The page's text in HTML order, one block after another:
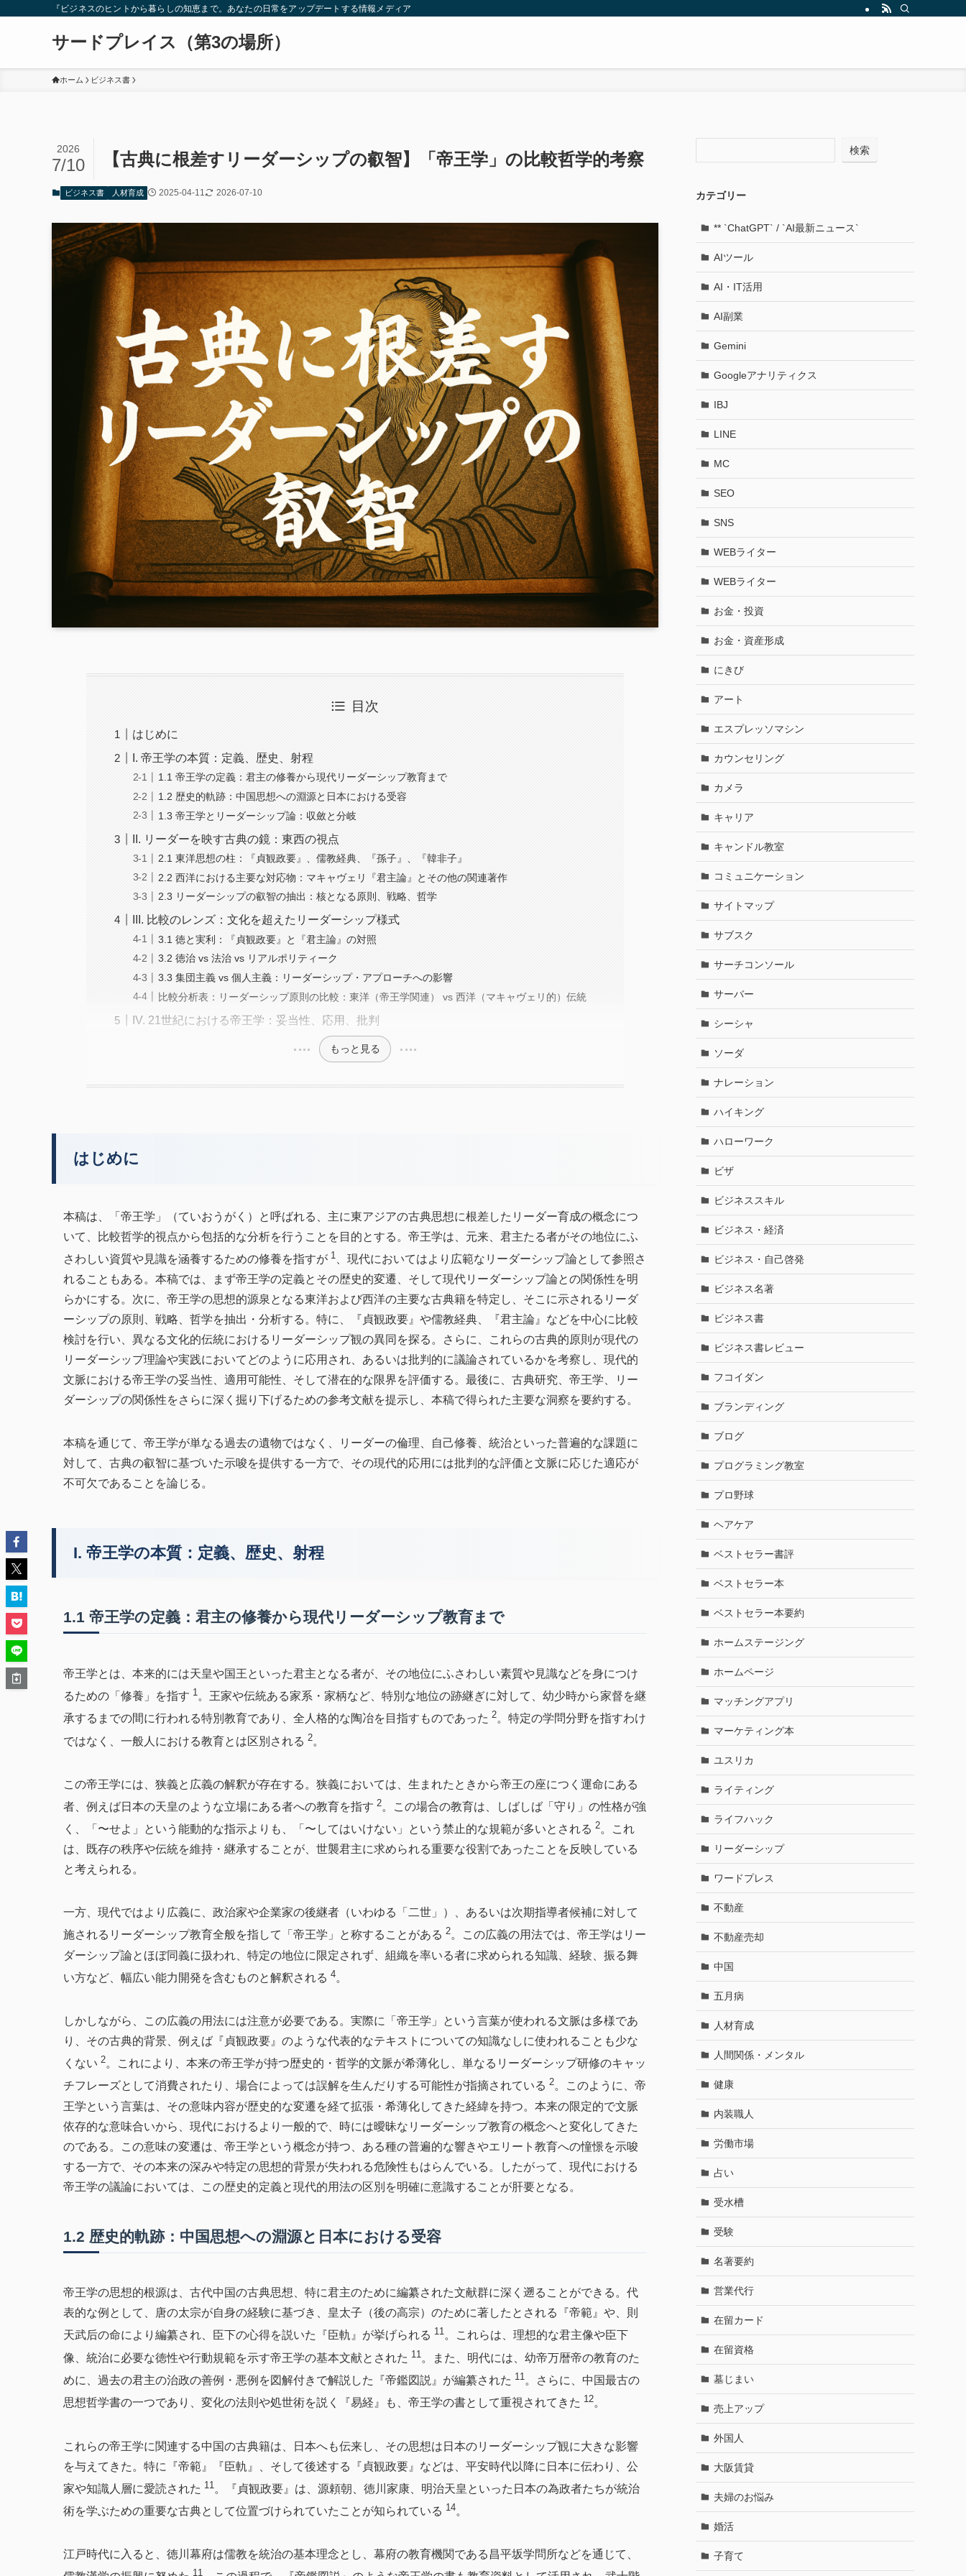
『ビジネスのヒントから暮らしの知恵まで。あなたの日常をアップデートする情報メディア
サードプレイス（第3の場所）
ホーム ビジネス書
【古典に根差すリーダーシップの叡智】「帝王学」の比較哲学的考察
2026
7/10
ビジネス書 人材育成 2025-04-11 2026-07-10
目次
はじめに
I. 帝王学の本質：定義、歴史、射程
1.1 帝王学の定義：君主の修養から現代リーダーシップ教育まで
1.2 歴史的軌跡：中国思想への淵源と日本における受容
1.3 帝王学とリーダーシップ論：収斂と分岐
II. リーダーを映す古典の鏡：東西の視点
2.1 東洋思想の柱：『貞観政要』、儒教経典、『孫子』、『韓非子』
2.2 西洋における主要な対応物：マキャヴェリ『君主論』とその他の関連著作
2.3 リーダーシップの叡智の抽出：核となる原則、戦略、哲学
III. 比較のレンズ：文化を超えたリーダーシップ様式
3.1 徳と実利：『貞観政要』と『君主論』の対照
3.2 徳治 vs 法治 vs リアルポリティーク
3.3 集団主義 vs 個人主義：リーダーシップ・アプローチへの影響
比較分析表：リーダーシップ原則の比較：東洋（帝王学関連） vs 西洋（マキャヴェリ的）伝統
IV. 21世紀における帝王学：妥当性、応用、批判
もっと見る
はじめに
本稿は、「帝王学」（ていおうがく）と呼ばれる、主に東アジアの古典思想に根差したリーダー育成の概念につ
いて、比較哲学的視点から包括的な分析を行うことを目的とする。帝王学は、元来、君主たる者がその地位にふ
さわしい資質や見識を涵養するための修養を指すが 1
、現代においてはより広範なリーダーシップ論として参照さ
れることもある。本稿では、まず帝王学の定義とその歴史的変遷、そして現代リーダーシップ論との関係性を明
らかにする。次に、帝王学の思想的源泉となる東洋および西洋の主要な古典籍を特定し、そこに示されるリーダ
ーシップの原則、戦略、哲学を抽出・分析する。特に、『貞観政要』や儒教経典、『君主論』などを中心に比較
検討を行い、異なる文化的伝統におけるリーダーシップ観の異同を探る。さらに、これらの古典的原則が現代の
リーダーシップ理論や実践においてどのように応用され、あるいは批判的に議論されているかを考察し、現代的
文脈における帝王学の妥当性、適用可能性、そして潜在的な限界を評価する。最後に、古典研究、帝王学、リー
ダーシップの関係性をさらに深く掘り下げるための参考文献を提示し、本稿で得られた主要な洞察を要約する。
本稿を通じて、帝王学が単なる過去の遺物ではなく、リーダーの倫理、自己修養、統治といった普遍的な課題に
対して、古典の叡智に基づいた示唆を提供する一方で、その現代的応用には批判的な評価と文脈に応じた適応が
不可欠であることを論じる。
I. 帝王学の本質：定義、歴史、射程
1.1 帝王学の定義：君主の修養から現代リーダーシップ教育まで
帝王学とは、本来的には天皇や国王といった君主となる者が、その地位にふさわしい素質や見識などを身につけ
るための「修養」を指す 1 。王家や伝統ある家系・家柄など、特別な地位の跡継ぎに対して、幼少時から家督を継
承するまでの間に行われる特別教育であり、全人格的な陶冶を目指すものであった 2。特定の学問分野を指すわけ
ではなく、一般人における教育とは区別される 2。
この帝王学には、狭義と広義の解釈が存在する。狭義においては、生まれたときから帝王の座につく運命にある
者、例えば日本の天皇のような立場にある者への教育を指す 2。この場合の教育は、しばしば「守り」の性格が強
く、「〜せよ」という能動的な指示よりも、「〜してはいけない」という禁止的な規範が多いとされる 2。これ
は、既存の秩序や伝統を維持・継承することが、世襲君主に求められる重要な役割であったことを反映している
と考えられる。
一方、現代ではより広義に、政治家や企業家の後継者（いわゆる「二世」）、あるいは次期指導者候補に対して
施されるリーダーシップ教育全般を指して「帝王学」と称することがある 2。この広義の用法では、帝王学はリー
ダーシップ論とほぼ同義に扱われ、特定の地位に限定されず、組織を率いる者に求められる知識、経験、振る舞
い方など、幅広い能力開発を含むものと解釈される 4。
しかしながら、この広義の用法には注意が必要である。実際に「帝王学」という言葉が使われる文脈は多様であ
り、その古典的背景、例えば『貞観政要』のような代表的なテキストについての知識なしに使われることも少な
くない 2。これにより、本来の帝王学が持つ歴史的・哲学的文脈が希薄化し、単なるリーダーシップ研修のキャッ
チフレーズとして消費されたり、場合によっては誤解を生んだりする可能性が指摘されている 2。このように、帝
王学という言葉は、その意味内容が歴史的な変遷を経て拡張・希薄化してきた経緯を持つ。本来の限定的で文脈
依存的な意味合いから、現代におけるより一般的で、時には曖昧なリーダーシップ教育の概念へと変化してきた
のである。この意味の変遷は、帝王学という概念が持つ、ある種の普遍的な響きやエリート教育への憧憬を示唆
する一方で、その本来の深みや特定の思想的背景が失われる危険性もはらんでいる。したがって、現代における
帝王学の議論においては、この歴史的定義と現代的用法の区別を明確に意識することが肝要となる。
1.2 歴史的軌跡：中国思想への淵源と日本における受容
帝王学の思想的根源は、古代中国の古典思想、特に君主のために編纂された文献群に深く遡ることができる。代
表的な例として、唐の太宗が自身の経験に基づき、皇太子（後の高宗）のために著したとされる『帝範』や、則
天武后の命により編纂され、臣下の心得を説いた『臣軌』が挙げられる 11。これらは、理想的な君主像や臣下
像、統治に必要な徳性や行動規範を示す帝王学の基本文献とされた 11 。また、明代には、幼帝万暦帝の教育のた
めに、過去の君主の治政の善例・悪例を図解付きで解説した『帝鑑図説』が編纂された 11。さらに、中国最古の
思想哲学書の一つであり、変化の法則や処世術を説く『易経』も、帝王学の書として重視されてきた 12。
これらの帝王学に関連する中国の古典籍は、日本へも伝来し、その思想は日本のリーダーシップ観に大きな影響
を与えてきた。特に『帝範』『臣軌』、そして後述する『貞観政要』などは、平安時代以降に日本に伝わり、公
家や知識人層に愛読された 11 。『貞観政要』は、源頼朝、徳川家康、明治天皇といった日本の為政者たちが統治
術を学ぶための重要な古典として位置づけられていたことが知られている 14。
江戸時代に入ると、徳川幕府は儒教を統治の基本理念とし、幕府の教育機関である昌平坂学問所などを通じて、
11
検索
カテゴリー
** `ChatGPT` / `AI最新ニュース`
AIツール
AI・IT活用
AI副業
Gemini
Googleアナリティクス
IBJ
LINE
MC
SEO
SNS
WEBライター
WEBライター
お金・投資
お金・資産形成
にきび
アート
エスプレッソマシン
カウンセリング
カメラ
キャリア
キャンドル教室
コミュニケーション
サイトマップ
サブスク
サーチコンソール
サーバー
シーシャ
ソーダ
ナレーション
ハイキング
ハローワーク
ビザ
ビジネススキル
ビジネス・経済
ビジネス・自己啓発
ビジネス名著
ビジネス書
ビジネス書レビュー
フコイダン
ブランディング
ブログ
プログラミング教室
プロ野球
ヘアケア
ベストセラー書評
ベストセラー本
ベストセラー本要約
ホームステージング
ホームページ
マッチングアプリ
マーケティング本
ユスリカ
ライティング
ライフハック
リーダーシップ
ワードプレス
不動産
不動産売却
中国
五月病
人材育成
人間関係・メンタル
健康
内装職人
労働市場
占い
受水槽
受験
名著要約
営業代行
在留カード
在留資格
墓じまい
売上アップ
外国人
大阪賃貸
夫婦のお悩み
婚活
子育て